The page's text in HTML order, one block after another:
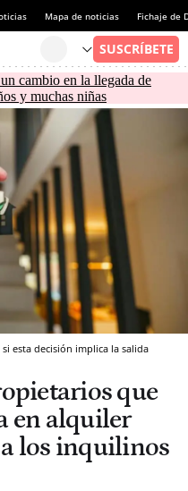
Mapa de noticias Fichaje de
cambio en la llegada de
y muchas niñas
esta decisión implica la salida
que
en alquiler
los inquilinos